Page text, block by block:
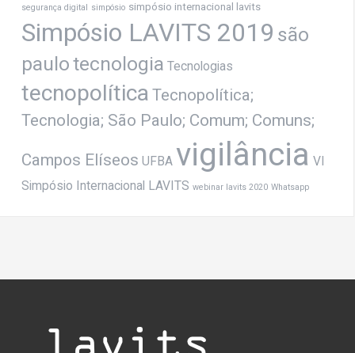
segurança digital simpósio simpósio internacional lavits
Simpósio LAVITS 2019 são
paulotecnologia Tecnologias
tecnopolítica Tecnopolítica;
Tecnologia; São Paulo; Comum; Comuns;
Campos Elíseos UFBA vigilância VI
Simpósio Internacional LAVITS webinar lavits 2020 Whatsapp